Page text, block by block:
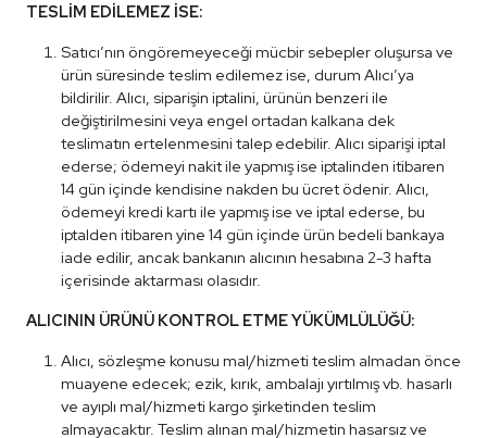
TESLİM EDİLEMEZ İSE:
Satıcı’nın öngöremeyeceği mücbir sebepler oluşursa ve
ürün süresinde teslim edilemez ise, durum Alıcı’ya
bildirilir. Alıcı, siparişin iptalini, ürünün benzeri ile
değiştirilmesini veya engel ortadan kalkana dek
teslimatın ertelenmesini talep edebilir. Alıcı siparişi iptal
ederse; ödemeyi nakit ile yapmış ise iptalinden itibaren
14 gün içinde kendisine nakden bu ücret ödenir. Alıcı,
ödemeyi kredi kartı ile yapmış ise ve iptal ederse, bu
iptalden itibaren yine 14 gün içinde ürün bedeli bankaya
iade edilir, ancak bankanın alıcının hesabına 2-3 hafta
içerisinde aktarması olasıdır.
ALICININ ÜRÜNÜ KONTROL ETME YÜKÜMLÜLÜĞÜ:
Alıcı, sözleşme konusu mal/hizmeti teslim almadan önce
muayene edecek; ezik, kırık, ambalajı yırtılmış vb. hasarlı
ve ayıplı mal/hizmeti kargo şirketinden teslim
almayacaktır. Teslim alınan mal/hizmetin hasarsız ve